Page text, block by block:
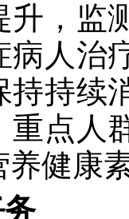
， 监
病人治
持持续
重点人
养健康